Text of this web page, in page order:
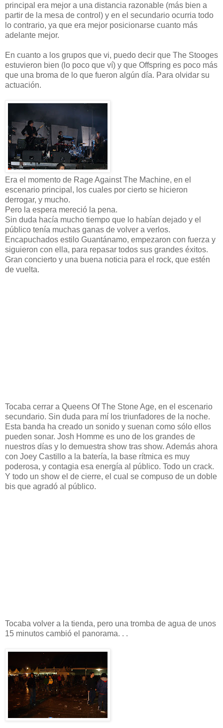
principal era mejor a una distancia razonable (más bien a
partir de la mesa de control) y en el secundario ocurria todo
lo contrario, ya que era mejor posicionarse cuanto más
adelante mejor.
En cuanto a los grupos que vi, puedo decir que The Stooges
estuvieron bien (lo poco que ví) y que Offspring es poco más
que una broma de lo que fueron algún día. Para olvidar su
actuación.
Era el momento de Rage Against The Machine, en el
escenario principal, los cuales por cierto se hicieron
derrogar, y mucho.
Pero la espera mereció la pena.
Sin duda hacía mucho tiempo que lo habían dejado y el
público tenía muchas ganas de volver a verlos.
Encapuchados estilo Guantánamo, empezaron con fuerza y
siguieron con ella, para repasar todos sus grandes éxitos.
Gran concierto y una buena noticia para el rock, que estén
de vuelta.
Tocaba cerrar a Queens Of The Stone Age, en el escenario
secundario. Sin duda para mí los triunfadores de la noche.
Esta banda ha creado un sonido y suenan como sólo ellos
pueden sonar. Josh Homme es uno de los grandes de
nuestros días y lo demuestra show tras show. Además ahora
con Joey Castillo a la batería, la base rítmica es muy
poderosa, y contagia esa energía al público. Todo un crack.
Y todo un show el de cierre, el cual se compuso de un doble
bis que agradó al público.
Tocaba volver a la tienda, pero una tromba de agua de unos
15 minutos cambió el panorama. . .